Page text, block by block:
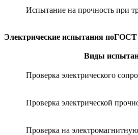
Испытание на прочность при
Электрические испытания
Виды
Проверка электрического
Проверка электрической
Проверка на